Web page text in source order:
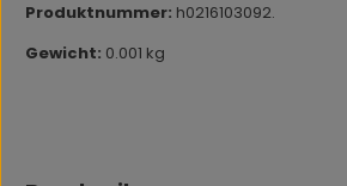
Produktnummer: h0216103092.
Gewicht: 0.001 kg